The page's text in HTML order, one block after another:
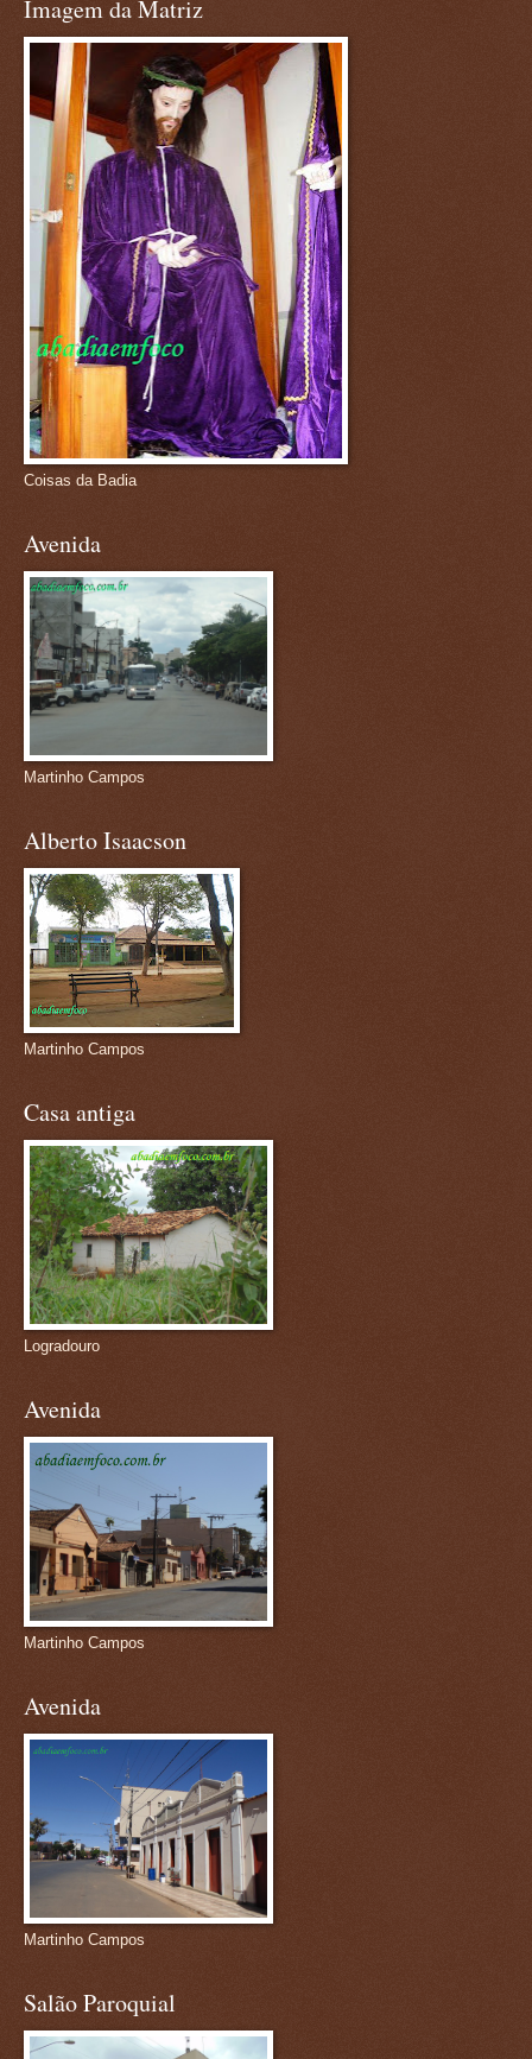
Imagem da Matriz
Coisas da Badia
Avenida
Martinho Campos
Alberto Isaacson
Martinho Campos
Casa antiga
Logradouro
Avenida
Martinho Campos
Avenida
Martinho Campos
Salão Paroquial